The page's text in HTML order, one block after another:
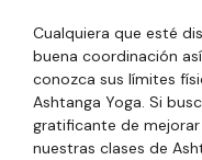
Cualquiera que esté
buena coordinación
conozca sus límites
Ashtanga Yoga. Si
gratificante de mejorar
nuestras clases de